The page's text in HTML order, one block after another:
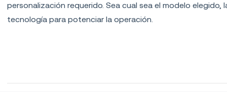
personalización requerido. Sea cual sea el modelo
tecnología para potenciar la operación.